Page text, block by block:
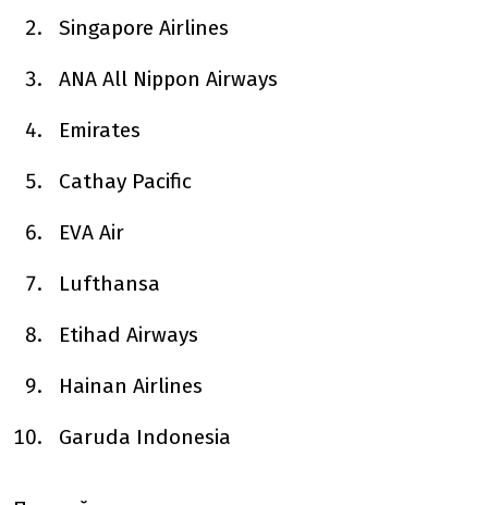
Singapore Airlines
ANA All Nippon Airways
Emirates
Cathay Pacific
EVA Air
Lufthansa
Etihad Airways
Hainan Airlines
Garuda Indonesia